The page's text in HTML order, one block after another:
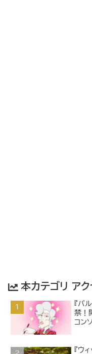
本カテゴリ ア
『バ
禁！
コン
『ウ